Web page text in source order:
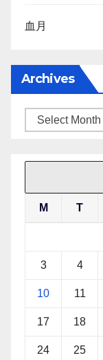
血月
Archives
Archives
M T
3 4
10 11
17 18
24 25